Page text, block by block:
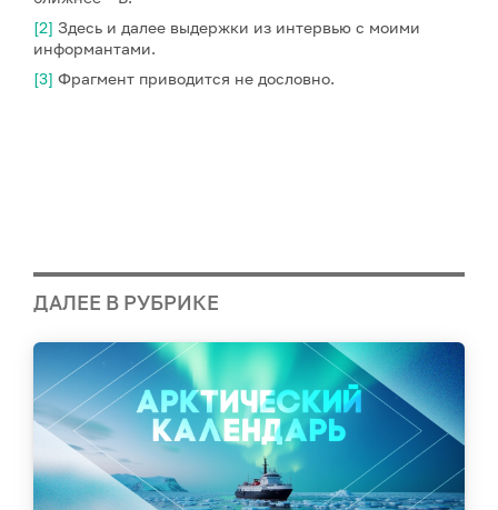
[2] Здесь и далее выдержки из интервью с моими
информантами.
[3] Фрагмент приводится не дословно.
ДАЛЕЕ В РУБРИКЕ